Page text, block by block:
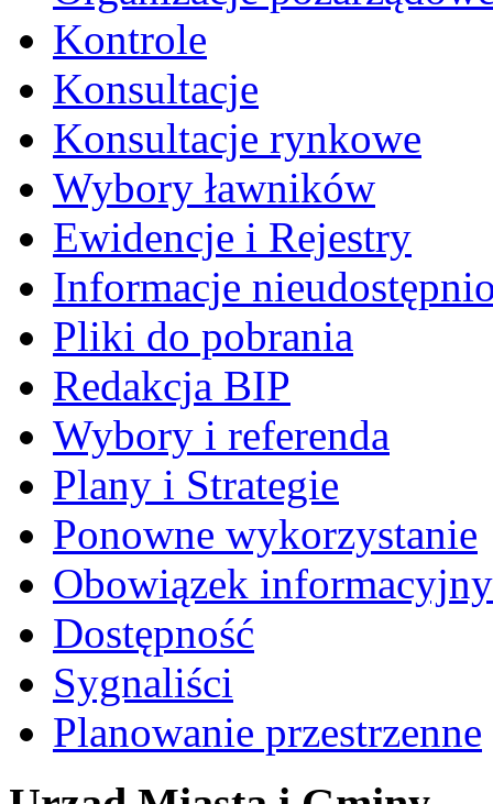
Kontrole
Konsultacje
Konsultacje rynkowe
Wybory ławników
Ewidencje i Rejestry
Informacje
Pliki do pobrania
Redakcja BIP
Wybory i referenda
Plany i Strategie
Ponowne wykorzystanie
Obowiązek informacyjny
Dostępność
Sygnaliści
Planowanie przestrzenne